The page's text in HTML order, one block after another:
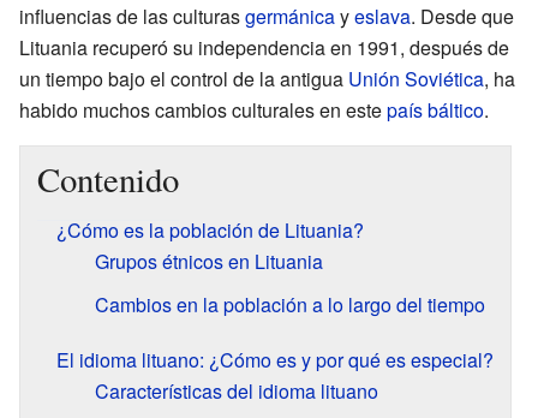
influencias de las culturasgermánicayeslava. Desde que
Lituania recuperó su independencia en 1991, después de
un tiempo bajo el control de la antigua Unión Soviética, ha
habido muchos cambios culturales en estepaís báltico.
Contenido
¿Cómo es la población de Lituania?
Grupos étnicos en Lituania
Cambios en la población a lo largo del tiempo
El idioma lituano: ¿Cómo es y por qué es especial?
Características del idioma lituano